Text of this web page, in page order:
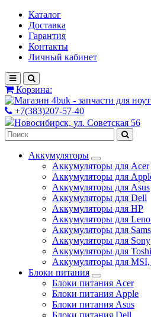
Каталог
Доставка
Гарантия
Контакты
Личный кабинет
Корзина:
+7(383)207-57-40
Новосибирск, ул. Советская 56
Аккумуляторы
Аккумуляторы для Acer
Аккумуляторы для
Аккумуляторы для Asus
Аккумуляторы для Dell
Аккумуляторы для HP
Аккумуляторы для
Аккумуляторы для
Аккумуляторы для Sony
Аккумуляторы для
Аккумуляторы для
Блоки питания
Блоки питания Acer
Блоки питания Apple
Блоки питания Asus
Блоки питания Dell